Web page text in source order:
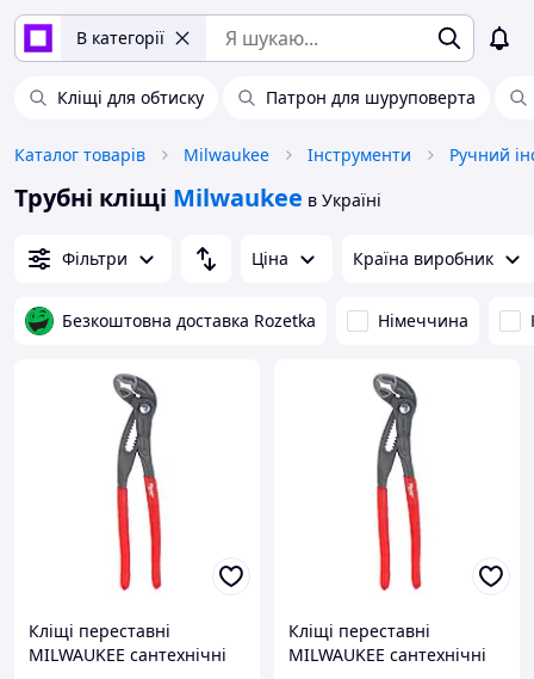
В категорії
Кліщі для обтиску Патрон для шуруповерта
Каталог товарів Milwaukee Інструменти Ручний
Трубні кліщі Milwaukee в Україні
Фільтри Ціна Країна виробник
Безкоштовна доставка Rozetka Німеччина
Кліщі переставні
MILWAUKEE сантехнічні
Кліщі переставні
MILWAUKEE сантехнічні